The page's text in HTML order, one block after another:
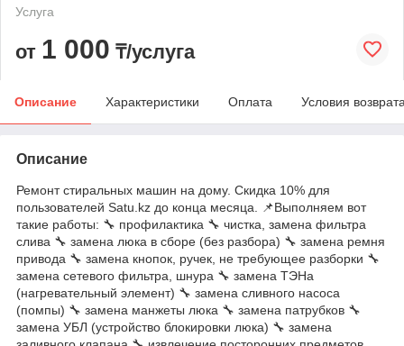
Услуга
от 1 000 ₸/услуга
Описание Характеристики Оплата Условия
Описание
Ремонт стиральных машин на дому. Скидка 10% для
пользователей Satu.kz до конца месяца. 📌Выполняем вот
такие работы: 🔧 профилактика 🔧 чистка, замена фильтра
слива 🔧 замена люка в сборе (без разбора) 🔧 замена ремня
привода 🔧 замена кнопок, ручек, не требующее разборки 🔧
замена сетевого фильтра, шнура 🔧 замена ТЭНа
(нагревательный элемент) 🔧 замена сливного насоса
(помпы) 🔧 замена манжеты люка 🔧 замена патрубков 🔧
замена УБЛ (устройство блокировки люка) 🔧 замена